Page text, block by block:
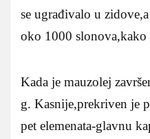
se ugrađivalo u
oko 1000 slonova,kako
Kada je mauzolej
g. Kasnije,prekriven je
pet elemenata-glavnu